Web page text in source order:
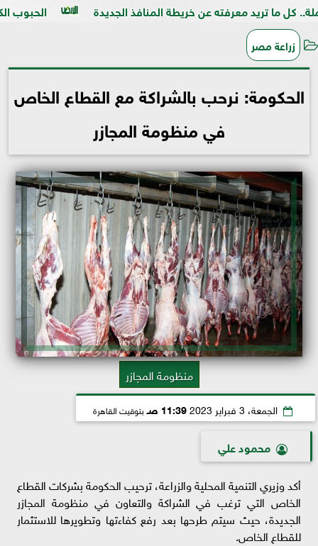
الحبوب الكاملة معرفته عن خريطة المنافذ الجديدة
زراعة مصر
الحكومة: نرحب بالشراكة مع القطاع الخاص
في منظومة المجازر
منظومة المجازر
الجمعة، 3 فبراير 2023 11:39 صـ بتوقيت القاهرة
محمود علي
أكد وزيري التنمية المحلية والزراعة، ترحيب الحكومة بشركات القطاع
الخاص التي ترغب في الشراكة والتعاون في منظومة المجازر
الجديدة، حيث سيتم طرحها بعد رفع كفاءتها وتطويرها للاستثمار
للقطاع الخاص.